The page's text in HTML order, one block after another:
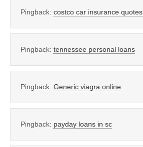
Pingback: costco car insurance quotes
Pingback: tennessee personal loans
Pingback: Generic viagra online
Pingback: payday loans in sc